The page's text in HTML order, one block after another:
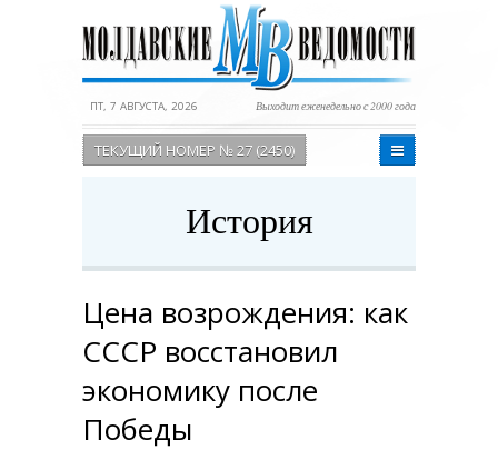
ПТ, 7 АВГУСТА, 2026 Выходит еженедельно с 2000 года
ТЕКУЩИЙ НОМЕР № 27 (2450)
История
Цена возрождения: как
СССР восстановил
экономику после
Победы